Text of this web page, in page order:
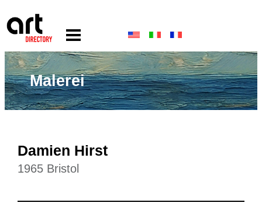
Malerei
Damien Hirst
1965 Bristol